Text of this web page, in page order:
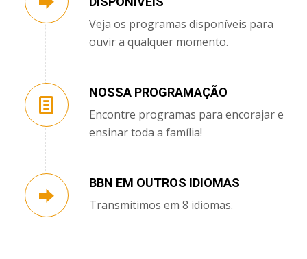
Veja os programas disponíveis para
ouvir a qualquer momento.
NOSSA PROGRAMAÇÃO
Encontre programas para encorajar e
ensinar toda a família!
BBN EM OUTROS IDIOMAS
Transmitimos em 8 idiomas.